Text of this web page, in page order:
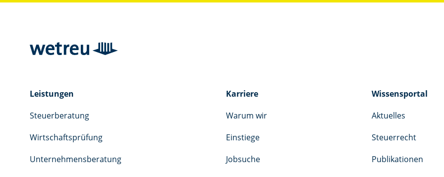
Leistungen
Steuerberatung
Wirtschaftsprüfung
Unternehmensberatung
Karriere
Warum wir
Einstiege
Jobsuche
Wissensportal
Aktuelles
Steuerrecht
Publikationen